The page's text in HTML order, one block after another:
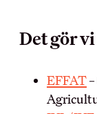
OB-
Det gör
EFFAT–